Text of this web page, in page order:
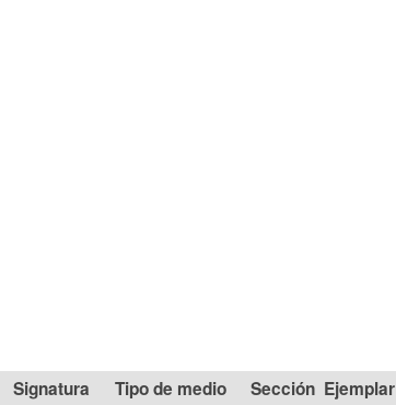
Signatura Tipo de medio Sección